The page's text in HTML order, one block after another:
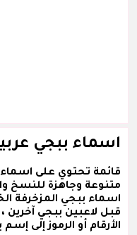
اسماء ببجي
قائمة تحتوي على
متنوعة وجاهزة للنسخ
اسماء ببجي المزخرفة
قبل لاعبين ببجي
الأرقام أو الرموز إلى